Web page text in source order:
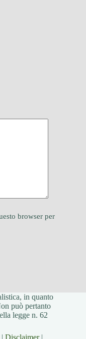
browser per
in quanto
può pertanto
legge n. 62
Disclaimer|